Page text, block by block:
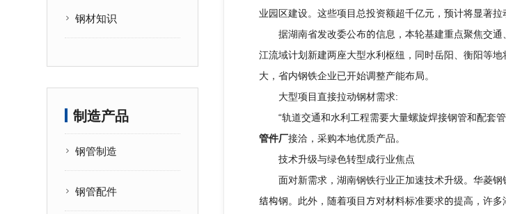
钢材知识
制造产品
钢管制造
钢管配件
业园区建设。这些项目总投资额超千亿元，预计将显著
据湖南省发改委公布的信息，本轮基建重点聚焦交通
江流域计划新建两座大型水利枢纽，同时岳阳、衡阳等
大，省内钢铁企业已开始调整产能布局。
大型项目直接拉动钢材需求:
“轨道交通和水利工程需要大量螺旋焊接钢管和配套
管件厂接洽，采购本地优质产品。
技术升级与绿色转型成行业焦点
面对新需求，湖南钢铁行业正加速技术升级。华菱钢
结构钢。此外，随着项目方对材料标准要求的提高，许